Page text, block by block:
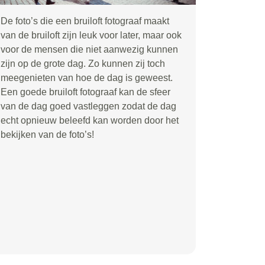
De foto’s die een bruiloft fotograaf maakt
van de bruiloft zijn leuk voor later, maar ook
voor de mensen die niet aanwezig kunnen
zijn op de grote dag. Zo kunnen zij toch
meegenieten van hoe de dag is geweest.
Een goede bruiloft fotograaf kan de sfeer
van de dag goed vastleggen zodat de dag
echt opnieuw beleefd kan worden door het
bekijken van de foto’s!